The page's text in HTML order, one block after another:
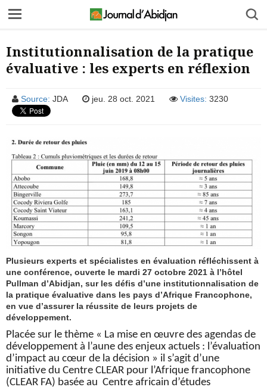
Institutionnalisation de la pratique
évaluative : les experts en réflexion
Source: JDA jeu. 28 oct. 2021 Visites: 3230
Plusieurs experts et spécialistes en évaluation réfléchissent à
une conférence, ouverte le mardi 27 octobre 2021 à l’hôtel
Pullman d’Abidjan, sur les défis d’une institutionnalisation de
la pratique évaluative dans les pays d’Afrique Francophone,
en vue d’assurer la réussite de leurs projets de
développement.
Placée sur le thème « La mise en œuvre des agendas de
développement à l’aune des enjeux actuels : l’évaluation
d’impact au cœur de la décision » il s’agit d’une
initiative du Centre CLEAR pour l’Afrique francophone
(CLEAR FA) basée au Centre africain d’études